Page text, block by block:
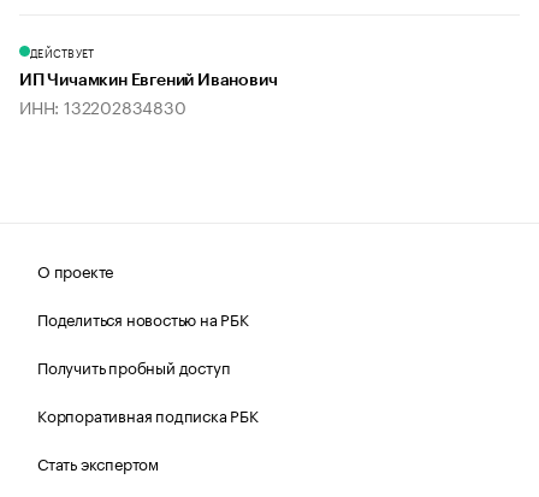
ДЕЙСТВУЕТ
ИП Чичамкин Евгений Иванович
ИНН: 132202834830
О проекте
Поделиться новостью на РБК
Получить пробный доступ
Корпоративная подписка РБК
Стать экспертом